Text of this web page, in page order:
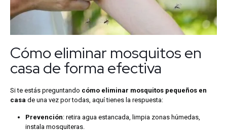
Cómo eliminar mosquitos en
casa de forma efectiva
Si te estás preguntando cómo eliminar mosquitos pequeños en
casa de una vez por todas, aquí tienes la respuesta:
Prevención: retira agua estancada, limpia zonas húmedas,
instala mosquiteras.